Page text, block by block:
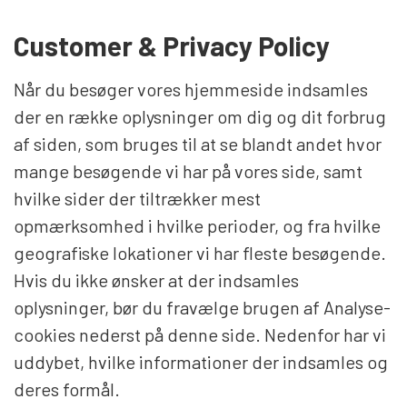
MENS WATCHES
LADIES WATCH
NEWS
OUTLET WATCHES
GIFT
Customer & Privacy Policy
Når du besøger vores hjemmeside indsamles
der en række oplysninger om dig og dit forbrug
af siden, som bruges til at se blandt andet hvor
mange besøgende vi har på vores side, samt
hvilke sider der tiltrækker mest
opmærksomhed i hvilke perioder, og fra hvilke
geografiske lokationer vi har fleste besøgende.
Hvis du ikke ønsker at der indsamles
oplysninger, bør du fravælge brugen af Analyse-
cookies nederst på denne side. Nedenfor har vi
uddybet, hvilke informationer der indsamles og
deres formål.